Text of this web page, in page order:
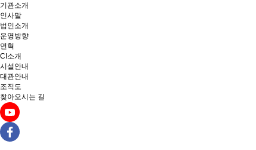
기관소개
인사말
법인소개
운영방향
연혁
CI소개
시설안내
대관안내
조직도
찾아오시는 길